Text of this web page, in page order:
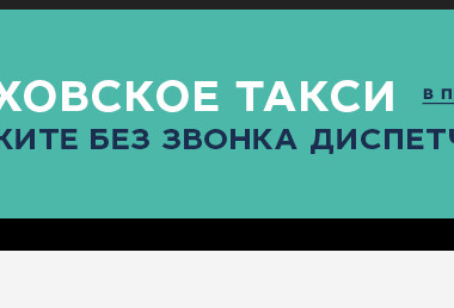
ПРОКУРАТУРА СПОРТ КУЛЬТУРАПОСЕЛЕНИЯ ГЛАВНАЯ